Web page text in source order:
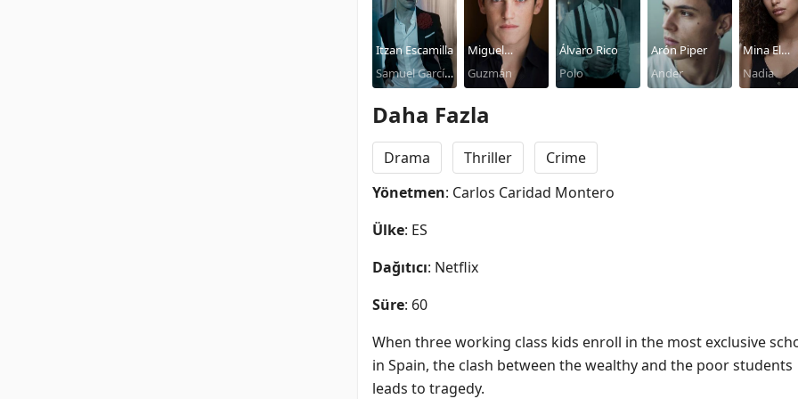
Itzan Escamilla
Samuel García
Miguel
Bernardeau
Guzmán
Álvaro Rico
Polo
Arón Piper
Ander
Mina El
Hammani
Nadia
Daha Fazla
Drama Thriller
Crime
Yönetmen: Carlos Caridad Montero
Ülke: ES
Dağıtıcı: Netflix
Süre: 60
When three working class kids enroll in the most exclusive
in Spain, the clash between the wealthy and the poor students
leads to tragedy.